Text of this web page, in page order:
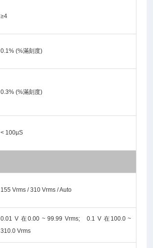
≥4
0.1% (%滿刻度)
0.3% (%滿刻度)
< 100µS
155 Vrms / 310 Vrms / Auto
0.01 V 在0.00 ~ 99.99 Vrms; 0.1 V 在100.0 ~
310.0 Vrms